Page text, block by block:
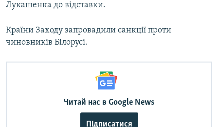
Лукашенка до відставки.
Країни Заходу запровадили санкції проти
чиновників Білорусі.
Читай нас в Google News
Підписатися